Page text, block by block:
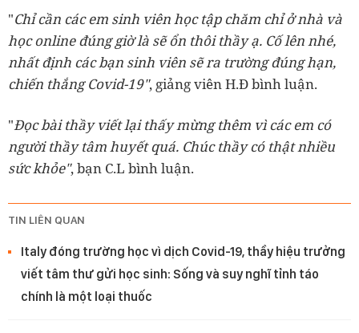
"Chỉ cần các em sinh viên học tập chăm chỉ ở nhà và
học online đúng giờ là sẽ ổn thôi thầy ạ. Cố lên nhé,
nhất định các bạn sinh viên sẽ ra trường đúng hạn,
chiến thắng Covid-19", giảng viên H.Đ bình luận.
"Đọc bài thầy viết lại thấy mừng thêm vì các em có
người thầy tâm huyết quá. Chúc thầy có thật nhiều
sức khỏe", bạn C.L bình luận.
TIN LIÊN QUAN
Italy đóng trường học vì dịch Covid-19, thầy hiệu trưởng
viết tâm thư gửi học sinh: Sống và suy nghĩ tỉnh táo
chính là một loại thuốc